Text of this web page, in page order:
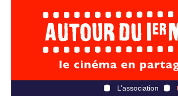
L’association